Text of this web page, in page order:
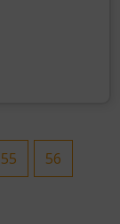
55 56